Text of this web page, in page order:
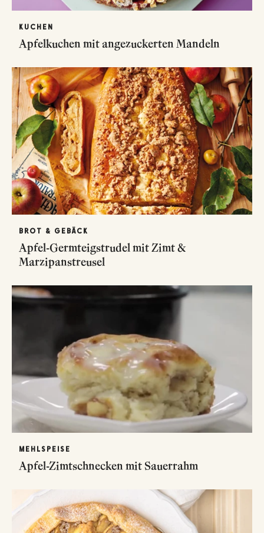
KUCHEN
Apfelkuchen mit angezuckerten Mandeln
BROT & GEBÄCK
Apfel-Germteigstrudel mit Zimt &
Marzipanstreusel
MEHLSPEISE
Apfel-Zimtschnecken mit Sauerrahm